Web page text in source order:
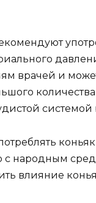
врачей и
системой
с народным
влияние